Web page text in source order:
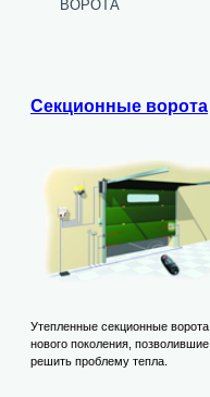
Секционные ворота
Утепленные секционные ворота
нового поколения, позволившие
решить проблему тепла.